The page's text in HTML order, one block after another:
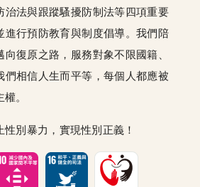
治法與跟蹤騷擾防制法等四項重要
進行預防教育與制度倡導。我們陪
復原之路，服務對象不限國籍、
們相信人生而平等，每個人都應被
。
別暴力，實現性別正義！